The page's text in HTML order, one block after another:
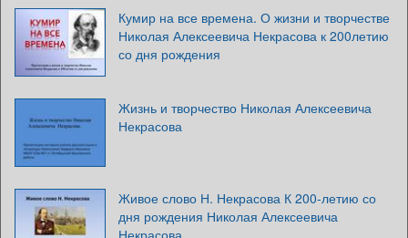
Кумир на все времена. О жизни и творчестве
Николая Алексеевича Некрасова к 200летию
со дня рождения
Жизнь и творчество Николая Алексеевича
Некрасова
Живое слово Н. Некрасова К 200-летию со
дня рождения Николая Алексеевича
Некрасова